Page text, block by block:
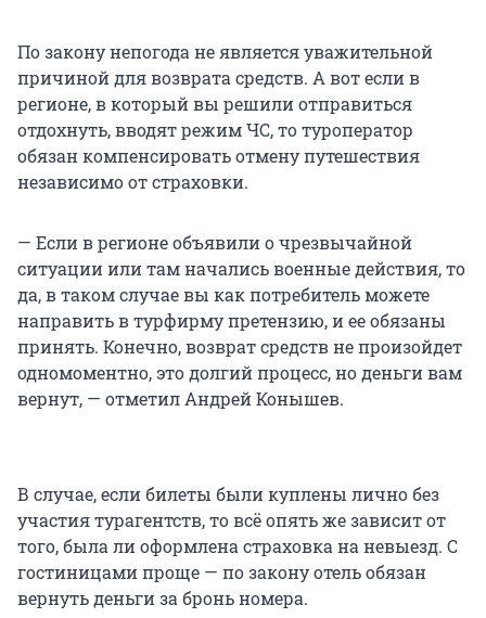
По закону непогода не является уважительной
причиной для возврата средств. А вот если в
регионе, в который вы решили отправиться
отдохнуть, вводят режим ЧС, то туроператор
обязан компенсировать отмену путешествия
независимо от страховки.
— Если в регионе объявили о чрезвычайной
ситуации или там начались военные действия, то
да, в таком случае вы как потребитель можете
направить в турфирму претензию, и ее обязаны
принять. Конечно, возврат средств не произойдет
одномоментно, это долгий процесс, но деньги вам
вернут, — отметил Андрей Конышев.
В случае, если билеты были куплены лично без
участия турагентств, то всё опять же зависит от
того, была ли оформлена страховка на невыезд. С
гостиницами проще — по закону отель обязан
вернуть деньги за бронь номера.